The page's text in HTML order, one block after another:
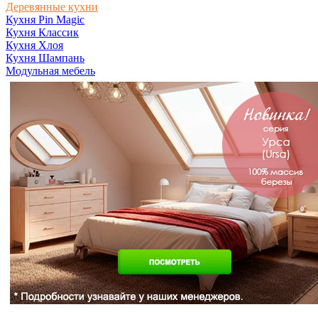
Деревянные кухни
Кухня Pin Magic
Кухня Классик
Кухня Хлоя
Кухня Шампань
Модульная мебель